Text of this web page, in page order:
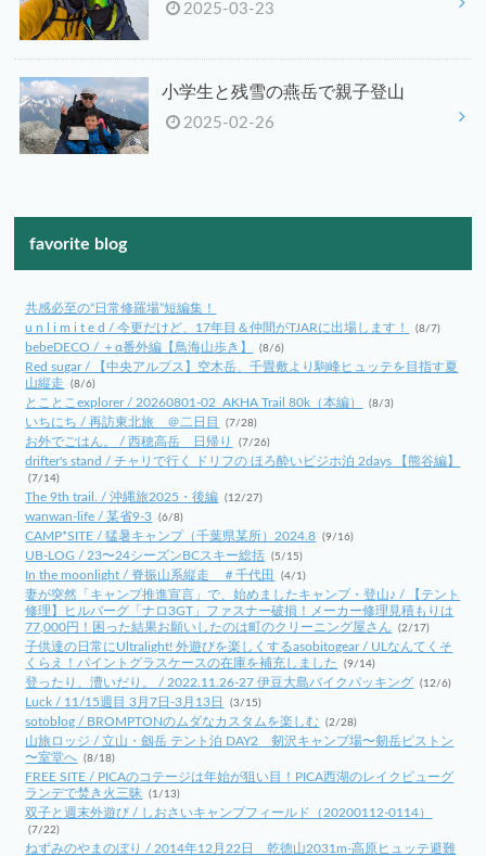
2025-03-23
小学生と残雪の燕岳で親子登山
2025-02-26
favorite blog
共感必至の“日常修羅場”短編集！
u n l i m i t e d / 今更だけど、17年目＆仲間がTJARに出場します！
(8/7)
bebeDECO / ＋α番外編【鳥海山歩き】 (8/6)
Red sugar / 【中央アルプス】空木岳、千畳敷より駒峰ヒュッテを目指す夏
山縦走
(8/6)
とことこexplorer / 20260801-02_AKHA Trail 80k（本編） (8/3)
いちにち / 再訪東北旅 ＠二日目 (7/28)
お外でごはん。 / 西穂高岳 日帰り (7/26)
drifter's stand / チャリで行く ドリフの ほろ酔いビジホ泊 2days 【熊谷編】
(7/14)
The 9th trail. / 沖縄旅2025・後編 (12/27)
wanwan-life / 某省9-3 (6/8)
CAMP*SITE / 猛暑キャンプ（千葉県某所）2024.8 (9/16)
UB-LOG / 23〜24シーズンBCスキー総括 (5/15)
In the moonlight / 脊振山系縦走 ＃千代田 (4/1)
妻が突然「キャンプ推進宣言」で、始めましたキャンプ・登山♪ / 【テント
修理】ヒルバーグ「ナロ3GT」ファスナー破損！メーカー修理見積もりは
77,000円！困った結果お願いしたのは町のクリーニング屋さん
(2/17)
子供達の日常にUltralight! 外遊びを楽しくするasobitogear / ULなんてくそ
くらえ！パイントグラスケースの在庫を補充しました
(9/14)
登ったり、漕いだり。 / 2022.11.26-27 伊豆大島バイクパッキング (12/6)
Luck / 11/15週目 3月7日-3月13日 (3/15)
sotoblog / BROMPTONのムダなカスタムを楽しむ (2/28)
山旅ロッジ / 立山・劔岳 テント泊 DAY2 剱沢キャンプ場〜剱岳ピストン
〜室堂へ (8/18)
FREE SITE / PICAのコテージは年始が狙い目！PICA西湖のレイクビューグ
ランデで焚き火三昧
(1/13)
双子と週末外遊び / しおさいキャンプフィールド（20200112-0114）
(7/22)
ねずみのやまのぼり / 2014年12月22日 乾徳山2031m-高原ヒュッテ避難